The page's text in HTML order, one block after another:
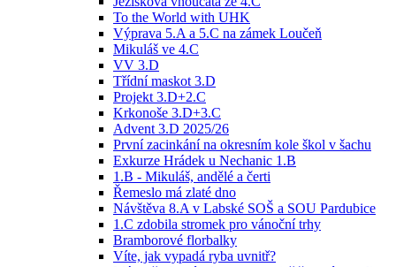
To the World with UHK
Výprava 5.A a 5.C na zámek Loučeň
Mikuláš ve 4.C
VV 3.D
Třídní maskot 3.D
Projekt 3.D+2.C
Krkonoše 3.D+3.C
Advent 3.D 2025/26
První zacinkání na okresním kole škol v šachu
Exkurze Hrádek u Nechanic 1.B
1.B - Mikuláš, andělé a čerti
Řemeslo má zlaté dno
Návštěva 8.A v Labské SOŠ a SOU Pardubice
1.C zdobila stromek pro vánoční trhy
Bramborové florbalky
Víte, jak vypadá ryba uvnitř?